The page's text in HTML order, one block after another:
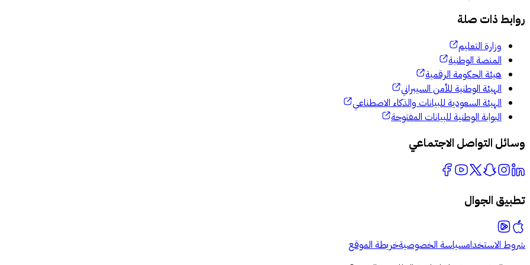
روابط ذات صلة
وزارة التعليم
المنصة الوطنية
هيئة الحكومة الرقمية
الهيئة الوطنية للأمن السيبراني
الهيئة السعودية للبيانات والذكاء الاصطناعي
البوابة الوطنية للبيانات المفتوحة
وسائل التواصل الاجتماعي
تطبيق الجوال
شروط الاستخدامسياسة الخصوصيةخريطة الموقع